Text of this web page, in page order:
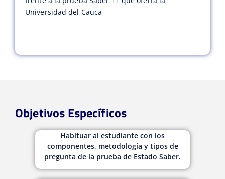
Universidad del Cauca
Objetivos Específicos
Habituar al estudiante con los
componentes, metodología y tipos de
pregunta de la prueba de Estado Saber.